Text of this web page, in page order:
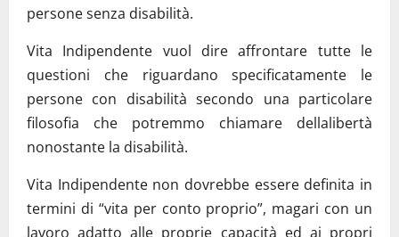
persone senza disabilità.
Vita Indipendente vuol dire affrontare tutte le
questioni che riguardano specificatamente le
persone con disabilità secondo una particolare
filosofia che potremmo chiamare dellalibertà
nonostante la disabilità.
Vita Indipendente non dovrebbe essere definita in
termini di “vita per conto proprio”, magari con un
lavoro adatto alle proprie capacità ed ai propri